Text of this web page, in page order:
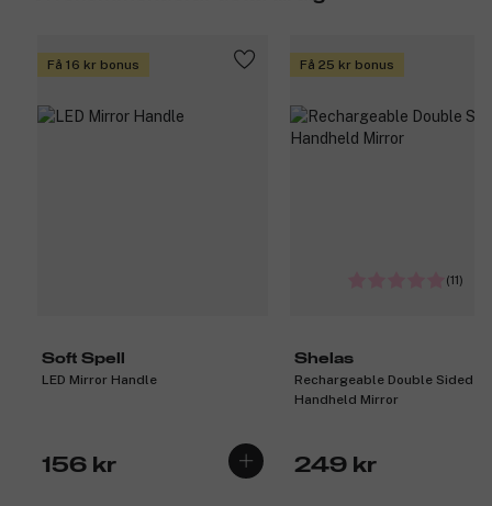
Få 16 kr bonus
Soft Spell
LED Mirror Handle
156 kr
Få 25 kr bonus
(11)
Shelas
Rechargeable Double Sided
Handheld Mirror
249 kr